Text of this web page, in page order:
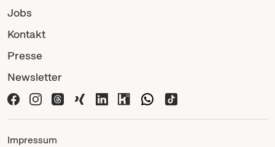
Jobs
Kontakt
Presse
Newsletter
Impressum